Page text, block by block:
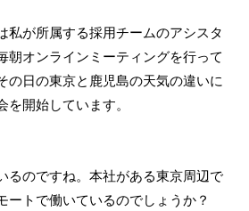
私が所属する採用チームのアシスタ
朝オンラインミーティングを行って
の日の東京と鹿児島の天気の違いに
を開始しています。
るのですね。本社がある東京周辺で
ートで働いているのでしょうか？